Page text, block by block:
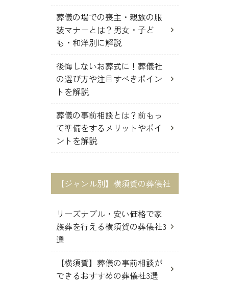
葬儀の場での喪主・親族の服
装マナーとは？男女・子ど
も・和洋別に解説
後悔しないお葬式に！葬儀社
の選び方や注目すべきポイン
トを解説
葬儀の事前相談とは？前もっ
て準備をするメリットやポイ
ントを解説
【ジャンル別】横須賀の葬儀社
リーズナブル・安い価格で家
族葬を行える横須賀の葬儀社3
選
【横須賀】葬儀の事前相談が
できるおすすめの葬儀社3選